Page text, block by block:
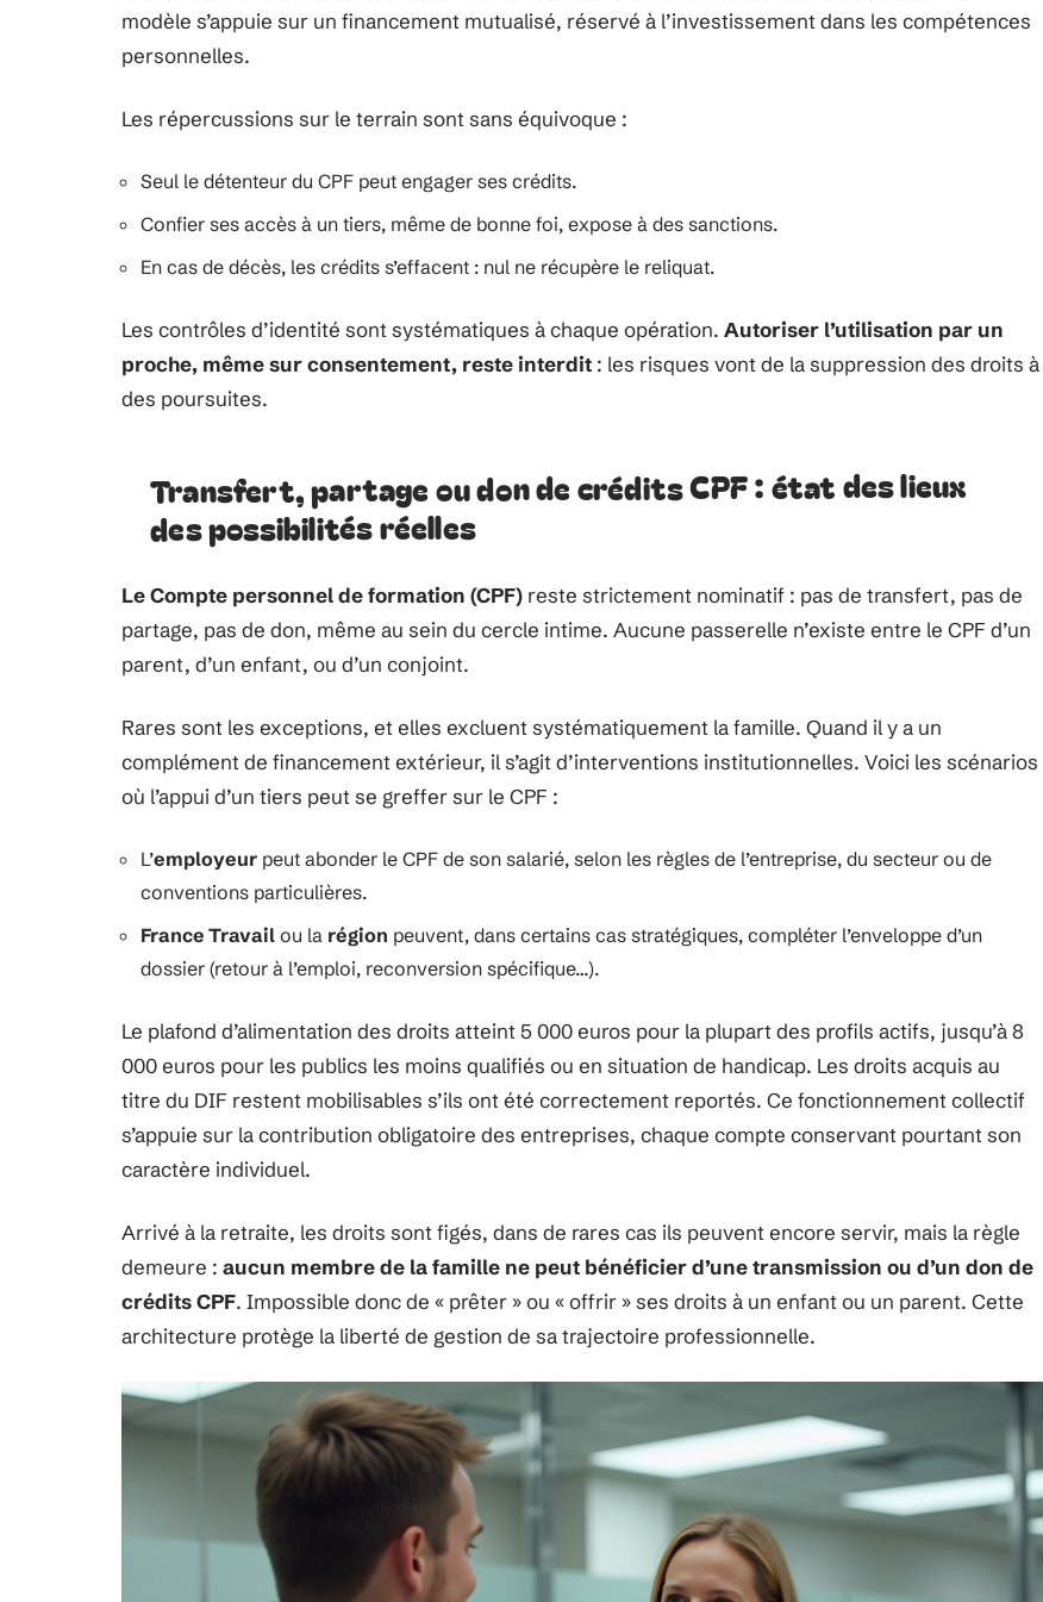
modèle s’appuie sur un financement mutualisé, réservé à l’investissement dans les compétences
personnelles.
Les répercussions sur le terrain sont sans équivoque :
Seul le détenteur du CPF peut engager ses crédits.
Confier ses accès à un tiers, même de bonne foi, expose à des sanctions.
En cas de décès, les crédits s’effacent : nul ne récupère le reliquat.
Les contrôles d’identité sont systématiques à chaque opération. Autoriser l’utilisation par un
proche, même sur consentement, reste interdit : les risques vont de la suppression des droits à
des poursuites.
Transfert, partage ou don de crédits CPF : état des lieux
des possibilités réelles
Le Compte personnel de formation (CPF) reste strictement nominatif : pas de transfert, pas de
partage, pas de don, même au sein du cercle intime. Aucune passerelle n’existe entre le CPF d’un
parent, d’un enfant, ou d’un conjoint.
Rares sont les exceptions, et elles excluent systématiquement la famille. Quand il y a un
complément de financement extérieur, il s’agit d’interventions institutionnelles. Voici les scénarios
où l’appui d’un tiers peut se greffer sur le CPF :
L’employeur peut abonder le CPF de son salarié, selon les règles de l’entreprise, du secteur ou de
conventions particulières.
France Travail ou la région peuvent, dans certains cas stratégiques, compléter l’enveloppe d’un
dossier (retour à l’emploi, reconversion spécifique…).
Le plafond d’alimentation des droits atteint 5 000 euros pour la plupart des profils actifs, jusqu’à 8
000 euros pour les publics les moins qualifiés ou en situation de handicap. Les droits acquis au
titre du DIF restent mobilisables s’ils ont été correctement reportés. Ce fonctionnement collectif
s’appuie sur la contribution obligatoire des entreprises, chaque compte conservant pourtant son
caractère individuel.
Arrivé à la retraite, les droits sont figés, dans de rares cas ils peuvent encore servir, mais la règle
demeure : aucun membre de la famille ne peut bénéficier d’une transmission ou d’un don de
crédits CPF. Impossible donc de « prêter » ou « offrir » ses droits à un enfant ou un parent. Cette
architecture protège la liberté de gestion de sa trajectoire professionnelle.